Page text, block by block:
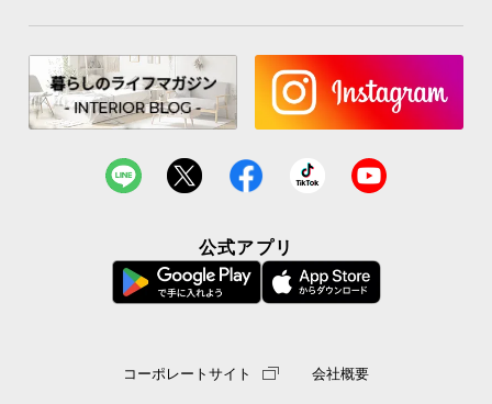
公式アプリ
コーポレートサイト 会社概要